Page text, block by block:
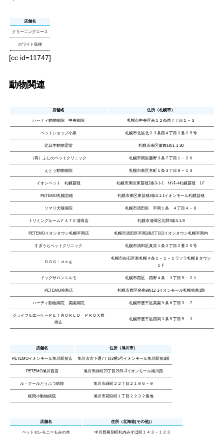
店舗名
クリーニングエース
ホワイト急便
[cc id=11747]
動物関連
店舗名 住所（札幌市）
ハーティ動物病院 中央病院 札幌市中央区南１２条西７丁目１－３
ペットショップ小泉 札幌市北区北２３条西４丁目２番２５号
北日本動物霊堂 札幌市南区簾舞1条1-1-30
（有）ふじのペットクリニック 札幌市南区藤野３条７丁目１－２０
えとう動物病院 札幌市東区本町１条３丁目９－１３
イオンペット 札幌苗穂 札幌市東区東苗穂2条3-1-1 ｲｵﾝﾓｰﾙ札幌苗穂 1Ｆ
PETEMO札幌苗穂 札幌市東区東苗穂2条3-1-1イオンモール札幌苗穂
ソマリ犬猫病院 札幌市清田区 平岡１条 ４丁目４－６
トリミングルームＦＡＴＥ清田店 札幌市清田区北野3条3-1-9
PETEMOイオンタウン札幌平岡店 札幌市清田区平岡2条5丁目2イオンタウン札幌平岡内
すぎうらペットクリニック 札幌市清田区真栄１条２丁目２番２５号
ＤＯＧ・ｄｏｇ
札幌市白石区東札幌４条１－１－１ラソラ札幌Ｂタウン
１Ｆ
ドッグサロンエルモ 札幌市西区 西野４条 ３丁目５－２１
PETEMO発寒店 札幌市西区発寒8条12-1イオンモール札幌発寒1階
ハーティ動物病院 美園病院 札幌市豊平区美園９条８丁目３－７
ジョイフルエーケーＰＥＴＷＯＲＬＤ ＰＲＯＸ西
岡店
札幌市豊平区西岡３条５丁目５－３
店舗名 住所（旭川市）
PETEMOイオンモール旭川駅前店 旭川市宮下通7丁目2番5号イオンモール旭川駅前3階
PETEMO旭川西店 旭川市緑町23丁目2161-3イオンモール旭川西
ル・クールどうぶつ病院 旭川市緑町２２丁目２１９６－９
梶間小動物病院 旭川市花咲町１丁目２２３２番地
店舗名 住所（北海道(その他)）
ペットセレモニーもみの木 中川郡幕別町札内みずほ町１４３－１２３